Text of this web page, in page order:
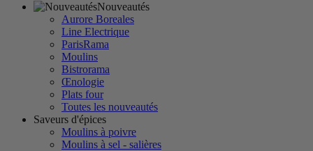
Nouveautés
Aurore Boreales
Line Electrique
ParisRama
Moulins
Bistrorama
Œnologie
Plats four
Toutes les nouveautés
Saveurs d'épices
Moulins à poivre
Moulins à sel - salières